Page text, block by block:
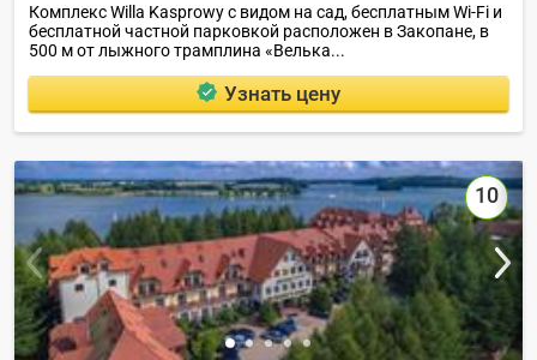
Комплекс Willa Kasprowy с видом на сад, бесплатным Wi-Fi и
бесплатной частной парковкой расположен в Закопане, в
500 м от лыжного трамплина «Велька...
Узнать цену
10